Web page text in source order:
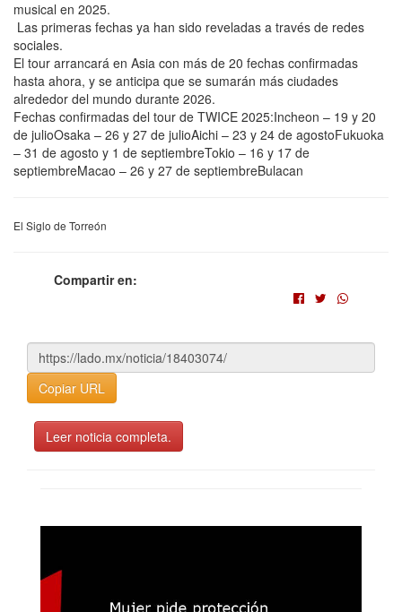
musical en 2025.
Las primeras fechas ya han sido reveladas a través de redes
sociales.
El tour arrancará en Asia con más de 20 fechas confirmadas
hasta ahora, y se anticipa que se sumarán más ciudades
alrededor del mundo durante 2026.
Fechas confirmadas del tour de TWICE 2025:Incheon – 19 y 20
de julioOsaka – 26 y 27 de julioAichi – 23 y 24 de agostoFukuoka
– 31 de agosto y 1 de septiembreTokio – 16 y 17 de
septiembreMacao – 26 y 27 de septiembreBulacan
El Siglo de Torreón
Compartir en:
Copiar URL
Leer noticia completa.